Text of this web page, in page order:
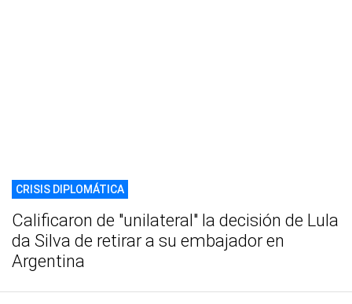
CRISIS DIPLOMÁTICA
Calificaron de "unilateral" la decisión de Lula
da Silva de retirar a su embajador en
Argentina